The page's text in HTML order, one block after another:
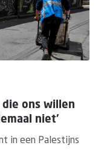
die ons willen
niet’
in een Palestijns